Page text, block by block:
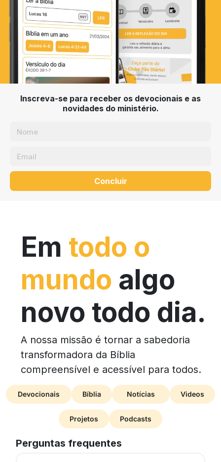
Inscreva-se para receber os devocionais e as
novidades do ministério.
Concluir
Em todo o
mundo algo
novo todo dia.
A nossa missão é tornar a sabedoria
transformadora da Bíblia
compreensível e acessível para todos.
Devocionais Bíblia Notícias Videos
Projetos Podcasts
Perguntas frequentes